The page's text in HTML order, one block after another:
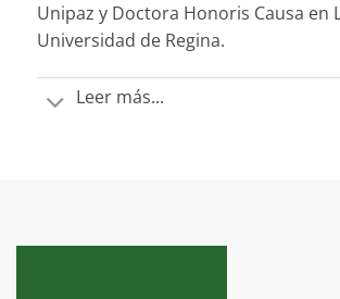
Unipaz y Doctora Honoris Causa en
Universidad de Regina.
Leer más...